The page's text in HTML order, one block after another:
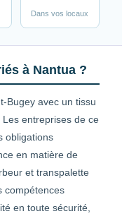
Dans vos locaux
à Nantua ?
Bugey avec un tissu
entreprises de ce
obligations
en matière de
et transpalette
compétences
en toute sécurité,